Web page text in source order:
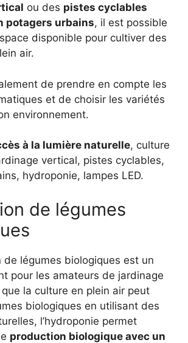
ou des pistes cyclables
potagers urbains, il est possible
disponible pour cultiver des
air.
de prendre en compte les
et de choisir les variétés
environnement.
à la lumière naturelle, culture
vertical, pistes cyclables,
hydroponie, lampes LED.
de légumes
de légumes biologiques est un
pour les amateurs de jardinage
la culture en plein air peut
biologiques en utilisant des
l’hydroponie permet
production biologique avec un